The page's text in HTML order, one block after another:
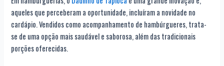
aqueles que perceberam a oportunidade, incluíram a novidade no
cardápio. Vendidos como acompanhamento de hambúrgueres, trata-
se de uma opção mais saudável e saborosa, além das tradicionais
porções oferecidas.